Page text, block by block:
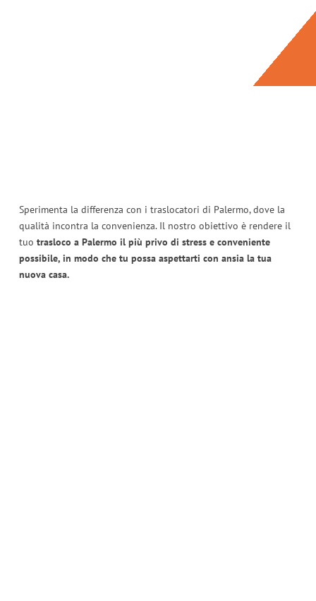
Sperimenta la differenza con i traslocatori di Palermo, dove la
qualità incontra la convenienza. Il nostro obiettivo è rendere il
tuo trasloco a Palermo il più privo di stress e conveniente
possibile, in modo che tu possa aspettarti con ansia la tua
nuova casa.